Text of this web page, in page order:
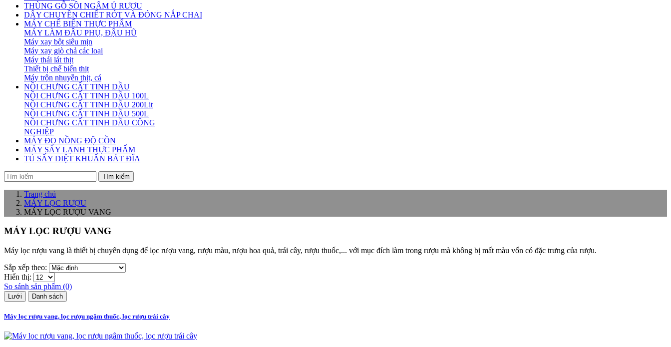
THÙNG GỖ SỒI NGÂM Ủ RƯỢU
DÂY CHUYỀN CHIẾT RÓT VÀ ĐÓNG NẮP CHAI
MÁY CHẾ BIẾN THỰC PHẨM
MÁY LÀM ĐẬU PHỤ, ĐẬU HŨ
Máy xay bột siêu mịn
Máy xay giò chả các loại
Máy thái lát thịt
Thiết bị chế biến thịt
Máy trộn nhuyễn thịt, cá
NỒI CHƯNG CẤT TINH DẦU
NỒI CHƯNG CẤT TINH DẦU 100L
NỒI CHƯNG CẤT TINH DẦU 200Lit
NỒI CHƯNG CẤT TINH DẦU 500L
NỒI CHƯNG CẤT TINH DẦU CÔNG
NGHIỆP
MÁY ĐO NỒNG ĐỘ CỒN
MÁY SẤY LẠNH THỰC PHẨM
TỦ SẤY DIỆT KHUẨN BÁT ĐĨA
Tìm kiếm
Trang chủ
MÁY LỌC RƯỢU
MÁY LỌC RƯỢU VANG
MÁY LỌC RƯỢU VANG
Máy lọc rượu vang là thiết bị chuyên dụng để lọc rượu vang, rượu màu, rượu hoa quả, trái cây, rượu thuốc,... với mục đích làm trong rượu mà không bị mất màu vốn có đặc trưng của rượu.
Sắp xếp theo:
Hiển thị:
So sánh sản phẩm (0)
Lưới Danh sách
Máy lọc rượu vang, lọc rượu ngâm thuốc, lọc rượu trái cây